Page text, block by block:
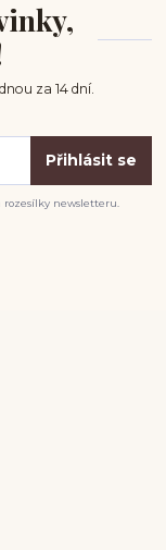
za 14 dní.
Přihlásit se
newsletteru.